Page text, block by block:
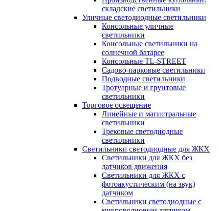
складские светильники
Уличные светодиодные светильники
Консольные уличные
светильники
Консольные светильники на
солнечной батарее
Консольные TL-STREET
Садово-парковые светильники
Подводные светильники
Тротуарные и грунтовые
светильники
Торговое освещение
Линейные и магистральные
светильники
Трековые светодиодные
светильники
Светильники светодиодные для ЖКХ
Светильники для ЖКХ без
датчиков движения
Светильники для ЖКХ с
фотоакустическим (на звук)
датчиком
Светильники светодиодные с